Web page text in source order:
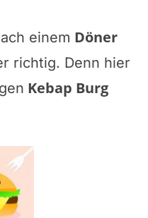
einem Döner
richtig. Denn hier
Kebap Burg